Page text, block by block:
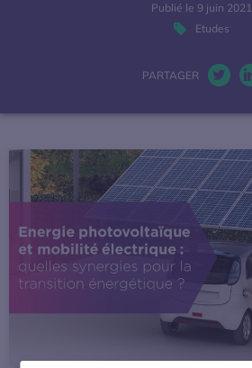
Publié le 9 juin 2021
Etudes
PARTAGER